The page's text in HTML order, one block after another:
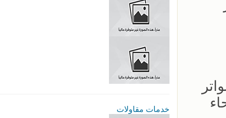
خدمات مقاولات